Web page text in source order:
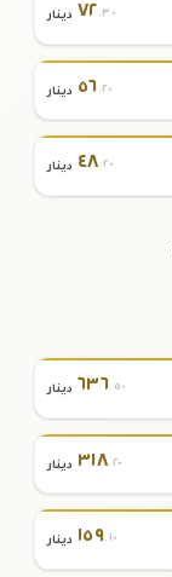
٧٢.٣٠ دينار
٥٦.٢٠ دينار
٤٨.٢٠ دينار
٦٣٦.٥٠ دينار
٣١٨.٢٠ دينار
١٥٩.١٠ دينار